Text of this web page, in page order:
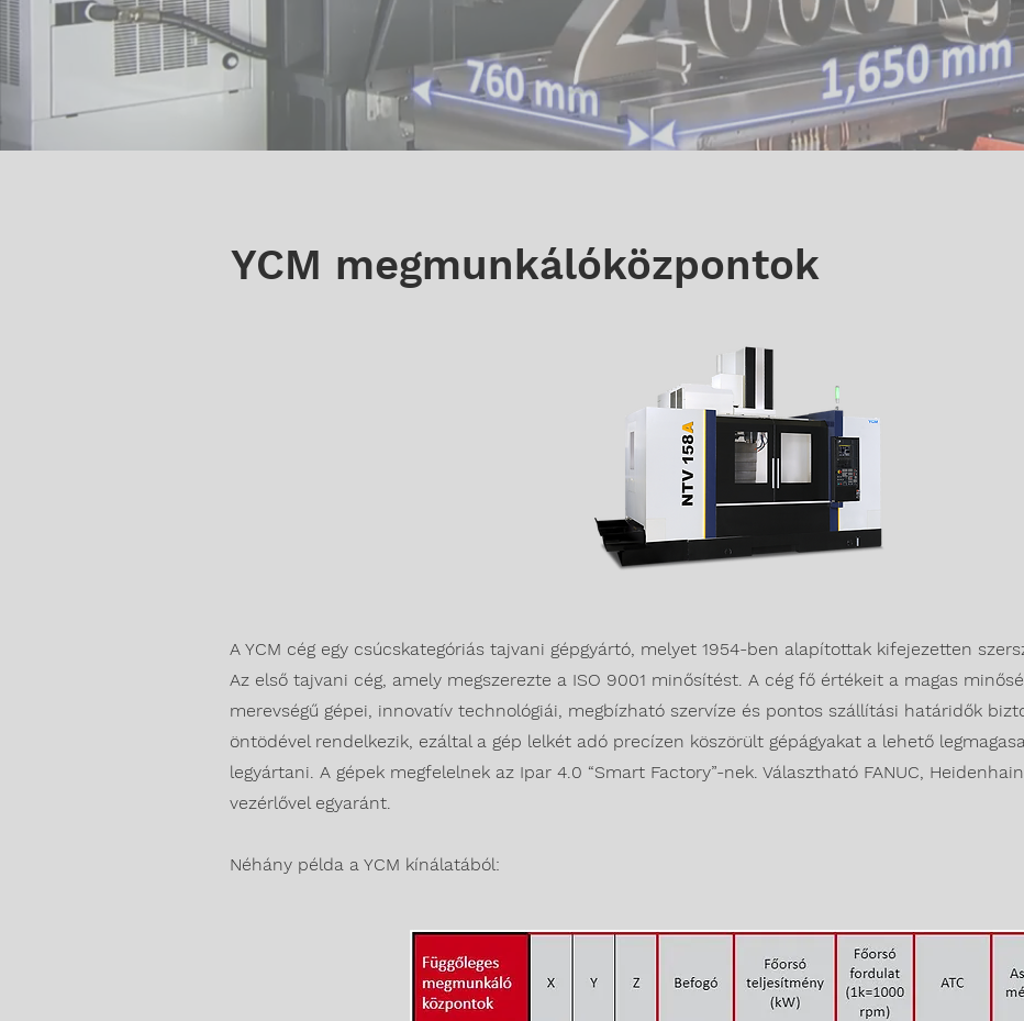
YCM megmunkálóközpontok
A YCM cég egy csúcskategóriás tajvani gépgyártó, melyet 1954-ben alapítottak kifejezetten
Az első tajvani cég, amely megszerezte a ISO 9001 minősítést. A cég fő értékeit a magas
merevségű gépei, innovatív technológiái, megbízható szervíze és pontos szállítási határidők
öntödével rendelkezik, ezáltal a gép lelkét adó precízen köszörült gépágyakat a lehető
legyártani. A gépek megfelelnek az Ipar 4.0 “Smart Factory”-nek. Választható FANUC,
vezérlővel egyaránt.
Néhány példa a YCM kínálatából: